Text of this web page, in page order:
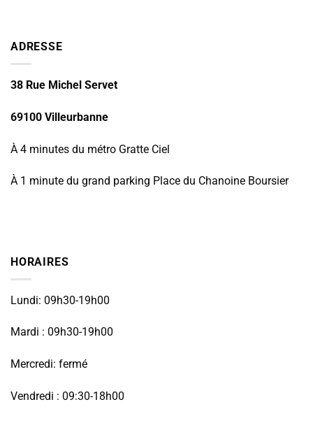
ADRESSE
38 Rue Michel Servet
69100 Villeurbanne
À 4 minutes du métro Gratte Ciel
À 1 minute du grand parking Place du Chanoine Boursier
HORAIRES
Lundi: 09h30-19h00
Mardi : 09h30-19h00
Mercredi: fermé
Vendredi : 09:30-18h00